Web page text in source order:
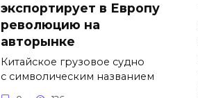
экспортирует в Европу
революцию на
авторынке
Китайское грузовое судно
с символическим названием